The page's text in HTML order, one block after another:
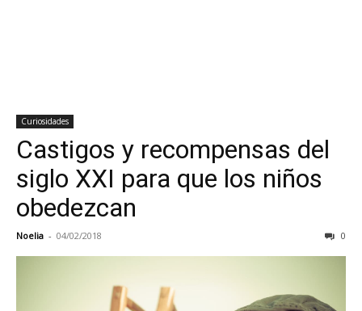
Curiosidades
Castigos y recompensas del
siglo XXI para que los niños
obedezcan
Noelia - 04/02/2018 0